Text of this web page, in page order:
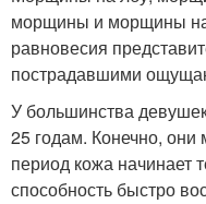
морщины и морщины
равновесия
пострадавшими
У большинства
25 годам. Конечно,
период кожа начинает
способность быстро